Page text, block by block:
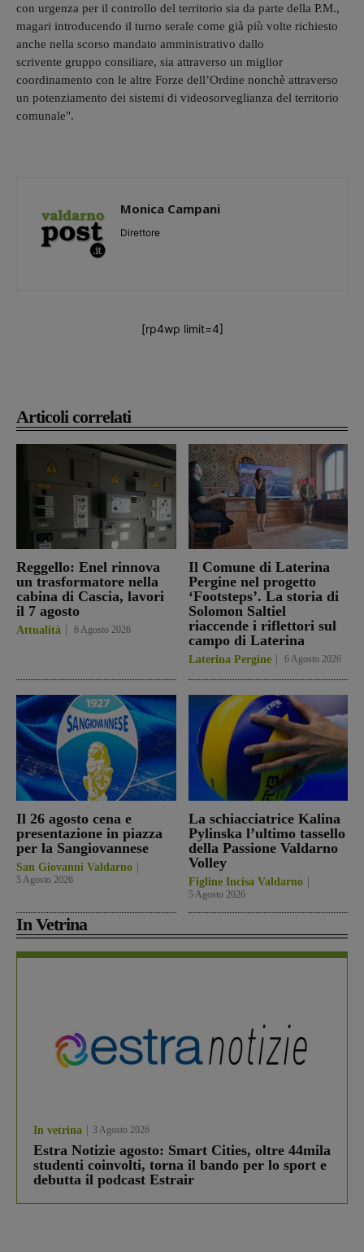
Articoli correlati
Reggello: Enel rinnova
un trasformatore nella
cabina di Cascia, lavori
il 7 agosto
Attualità 6 Agosto 2026
Il Comune di Laterina
Pergine nel progetto
‘Footsteps’. La storia di
Solomon Saltiel
riaccende i riflettori sul
campo di Laterina
Laterina Pergine 6 Agosto 2026
Il 26 agosto cena e
presentazione in piazza
per la Sangiovannese
San Giovanni Valdarno
5 Agosto 2026
La schiacciatrice Kalina
Pylinska l’ultimo tassello
della Passione Valdarno
Volley
Figline Incisa Valdarno
5 Agosto 2026
In Vetrina
In vetrina 3 Agosto 2026
Estra Notizie agosto: Smart Cities, oltre 44mila
studenti coinvolti, torna il bando per lo sport e
debutta il podcast Estrair
con urgenza per il controllo del territorio sia da parte della P.M.,
magari introducendo il turno serale come già più volte richiesto
anche nella scorso mandato amministrativo dallo
scrivente gruppo consiliare, sia attraverso un miglior
coordinamento con le altre Forze dell’Ordine nonchè attraverso
un potenziamento dei sistemi di videosorveglianza del territorio
comunale".
Monica Campani
Direttore
[rp4wp limit=4]